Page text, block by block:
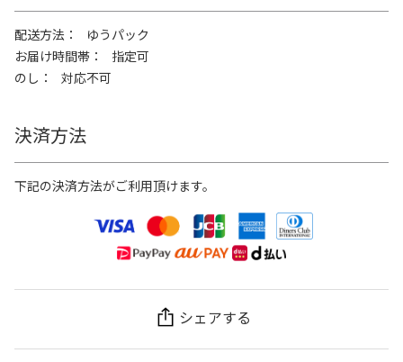
配送方法
ゆうパック
お届け時間帯
指定可
のし
対応不可
決済方法
下記の決済方法がご利用頂けます。
シェアする